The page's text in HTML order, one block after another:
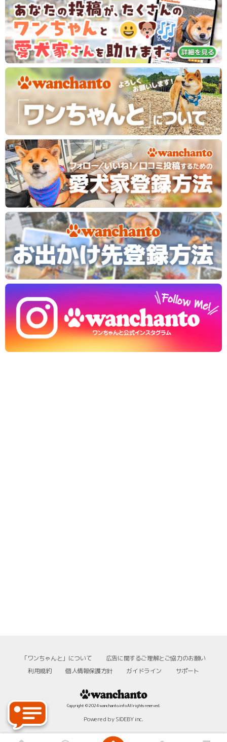
「ワンちゃんと」について
広告に関するご理解とご協力のお願い
利用規約
個人情報保護方針 ガイドライン サポート
Copyright © 2024 wanchanto.info All rights reserved.
Powered by SIDEBY inc.